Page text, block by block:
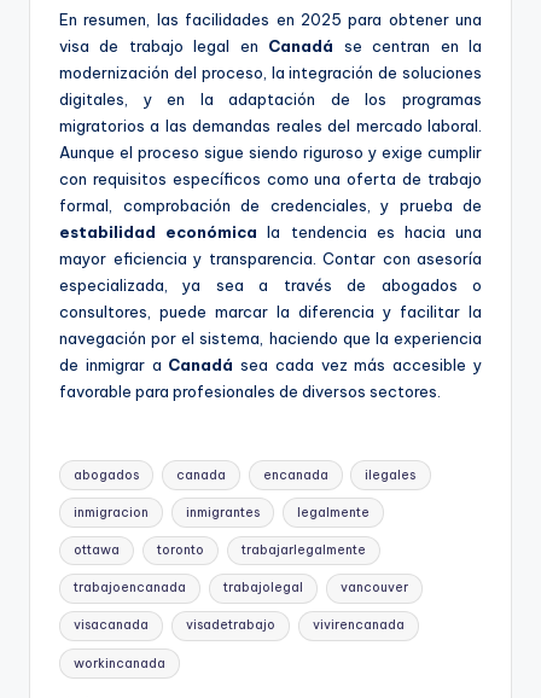
En resumen, las facilidades en 2025 para obtener una
visa de trabajo legal en Canadá se centran en la
modernización del proceso, la integración de soluciones
digitales, y en la adaptación de los programas
migratorios a las demandas reales del mercado laboral.
Aunque el proceso sigue siendo riguroso y exige cumplir
con requisitos específicos como una oferta de trabajo
formal, comprobación de credenciales, y prueba de
estabilidad económica la tendencia es hacia una
mayor eficiencia y transparencia. Contar con asesoría
especializada, ya sea a través de abogados o
consultores, puede marcar la diferencia y facilitar la
navegación por el sistema, haciendo que la experiencia
de inmigrar a Canadá sea cada vez más accesible y
favorable para profesionales de diversos sectores.
Etiquetas:
abogados canada encanada ilegales
inmigracion inmigrantes legalmente
ottawa toronto trabajarlegalmente
trabajoencanada trabajolegal vancouver
visacanada visadetrabajo vivirencanada
workincanada